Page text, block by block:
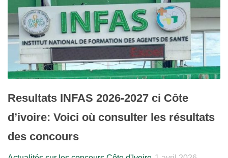
Resultats INFAS 2026-2027 ci Côte
d’ivoire: Voici où consulter les résultats
des concours